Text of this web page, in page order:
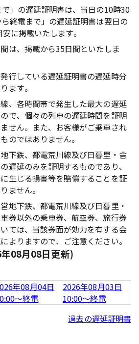
で」の遅延証明書は、当日の10時30
終電まで」の遅延証明書は翌日の
に掲載いたします。
は、掲載から35日間といたしま
行している遅延証明書の遅延時分
ます。
、各時間帯で発生した最大の遅延
で、個々の列車の遅延時間を証明
せん。また、お客様がご乗車され
のではありません。
下鉄、都電荒川線及び日暮里・舎
遅延のみを証明するものであり、
生じる損害等を賠償することを証
ません。
地下鉄、都電荒川線及び日暮里・
券以外の乗車券、航空券、旅行券
ては、当該券面が効力を有する会
よりますので、ご注意ください。
08月08日更新)
年08月04日
～終電
2026年08月03日
10:00～終電
過去の遅延証明書